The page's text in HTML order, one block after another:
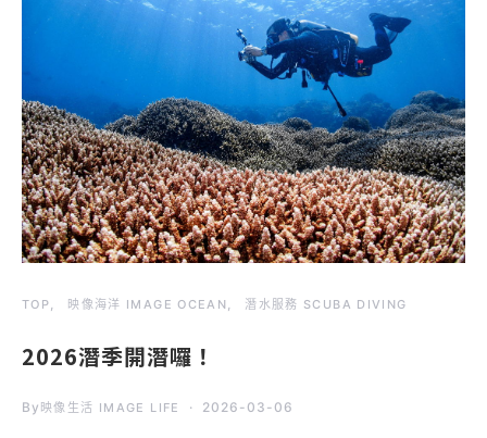
TOP 映像海洋 IMAGE OCEAN 潛水服務 SCUBA DIVING
2026潛季開潛囉！
By 映像生活 IMAGE LIFE 2026-03-06